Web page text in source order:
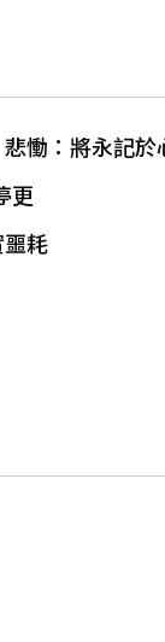
慟：將永記於
更
耗